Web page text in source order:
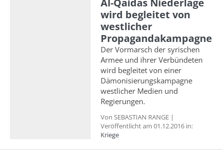
Al-Qaidas Niederlage
wird begleitet von
westlicher
Propagandakampagne
Der Vormarsch der syrischen
Armee und ihrer Verbündeten
wird begleitet von einer
Dämonisierungskampagne
westlicher Medien und
Regierungen.
Von SEBASTIAN RANGE |
Veröffentlicht am 01.12.2016 in:
Kriege